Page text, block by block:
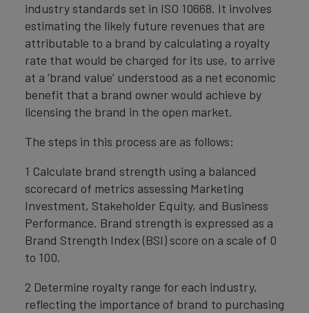
industry standards set in ISO 10668. It involves
estimating the likely future revenues that are
attributable to a brand by calculating a royalty
rate that would be charged for its use, to arrive
at a ‘brand value’ understood as a net economic
benefit that a brand owner would achieve by
licensing the brand in the open market.
The steps in this process are as follows:
1 Calculate brand strength using a balanced
scorecard of metrics assessing Marketing
Investment, Stakeholder Equity, and Business
Performance. Brand strength is expressed as a
Brand Strength Index (BSI) score on a scale of 0
to 100.
2 Determine royalty range for each industry,
reflecting the importance of brand to purchasing